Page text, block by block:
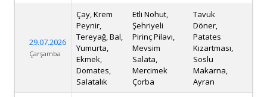
29.07.2026
Çarşamba
Çay, Krem
Peynir,
Tereyağ, Bal,
Yumurta,
Ekmek,
Domates,
Salatalık
Etli Nohut,
Şehriyeli
Pirinç Pilavı,
Mevsim
Salata,
Mercimek
Çorba
Tavuk
Döner,
Patates
Kızartması,
Soslu
Makarna,
Ayran